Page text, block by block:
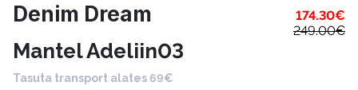
Denim Dream 174.30€
249.00€
Mantel Adeliin03
Tasuta transport alates 69€